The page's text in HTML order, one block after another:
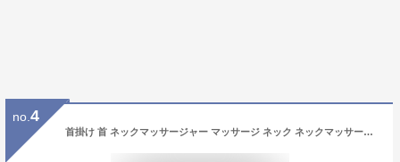
no. 4
首掛け 首 ネックマッサージャー マッサージ ネック ネックマッサージ 首こり解消 マッサージ器 ストレス解消 USB 充電式 誕生日 ギフト プレゼント 対策 母の日 父の日